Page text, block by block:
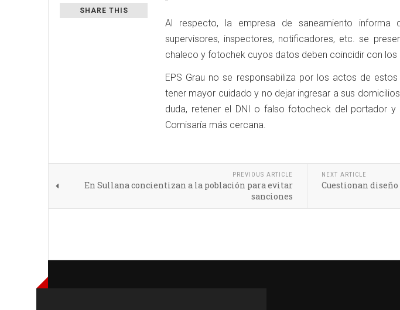
SHARE THIS
Al respecto, la empresa de saneamiento
supervisores, inspectores, notificadores, etc. se
chaleco y fotochek cuyos datos deben coincidir con los
EPS Grau no se responsabiliza por los actos de
tener mayor cuidado y no dejar ingresar a sus
duda, retener el DNI o falso fotocheck del portador y
Comisaría más cercana.
PREVIOUS ARTICLE
En Sullana concientizan a la población para evitar
sanciones
NEXT ARTICLE
Cuestionan